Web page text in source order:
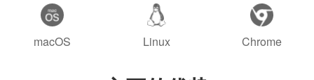
macOS Linux Chrome